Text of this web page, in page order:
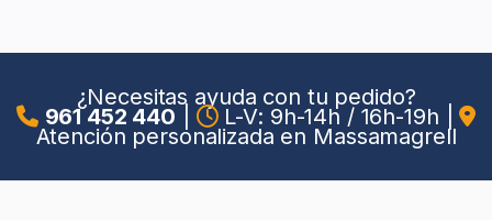
¿Necesitas ayuda con tu pedido?
961 452 440 L-V: 9h-14h / 16h-19h
Atención personalizada en Massamagrell